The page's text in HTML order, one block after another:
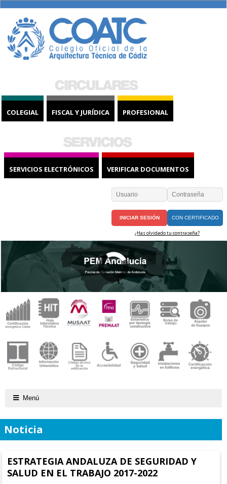
COLEGIAL FISCAL Y JURÍDICA PROFESIONAL
SERVICIOS ELECTRÓNICOS VERIFICAR DOCUMENTOS
CON CERTIFICADO
¿Has olvidado tu contraseña?
Menú
Noticia
ESTRATEGIA ANDALUZA DE SEGURIDAD Y
SALUD EN EL TRABAJO 2017-2022